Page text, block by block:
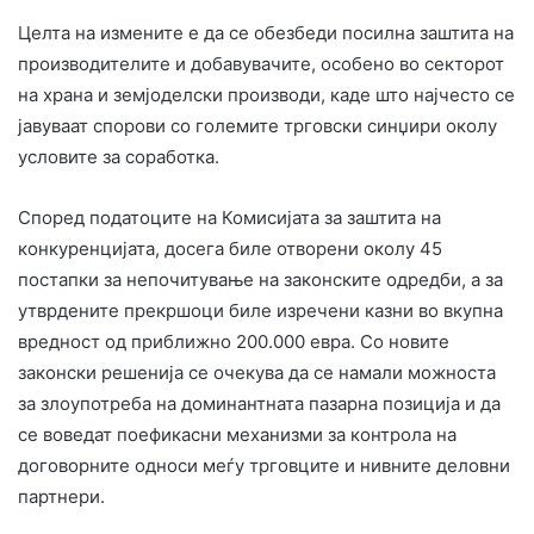
Целта на измените е да се обезбеди посилна заштита на
производителите и добавувачите, особено во секторот
на храна и земјоделски производи, каде што најчесто се
јавуваат спорови со големите трговски синџири околу
условите за соработка.
Според податоците на Комисијата за заштита на
конкуренцијата, досега биле отворени околу 45
постапки за непочитување на законските одредби, а за
утврдените прекршоци биле изречени казни во вкупна
вредност од приближно 200.000 евра. Со новите
законски решенија се очекува да се намали можноста
за злоупотреба на доминантната пазарна позиција и да
се воведат поефикасни механизми за контрола на
договорните односи меѓу трговците и нивните деловни
партнери.